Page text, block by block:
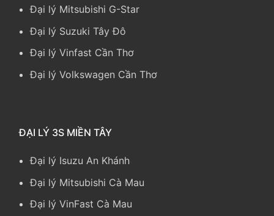
Đại lý Mitsubishi G-Star
Đại lý Suzuki Tây Đô
Đại lý Vinfast Cần Thơ
Đại lý Volkswagen Cần Thơ
ĐẠI LÝ 3S MIỀN TÂY
Đại lý Isuzu An Khánh
Đại lý Mitsubishi Cà Mau
Đại lý VinFast Cà Mau